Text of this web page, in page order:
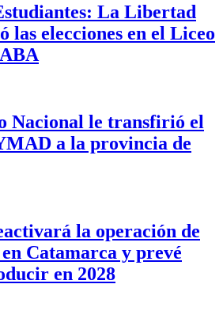
La Libertad
las elecciones en el Liceo
Nacional le transfirió el
a la provincia de
la operación de
Catamarca y prevé
en 2028